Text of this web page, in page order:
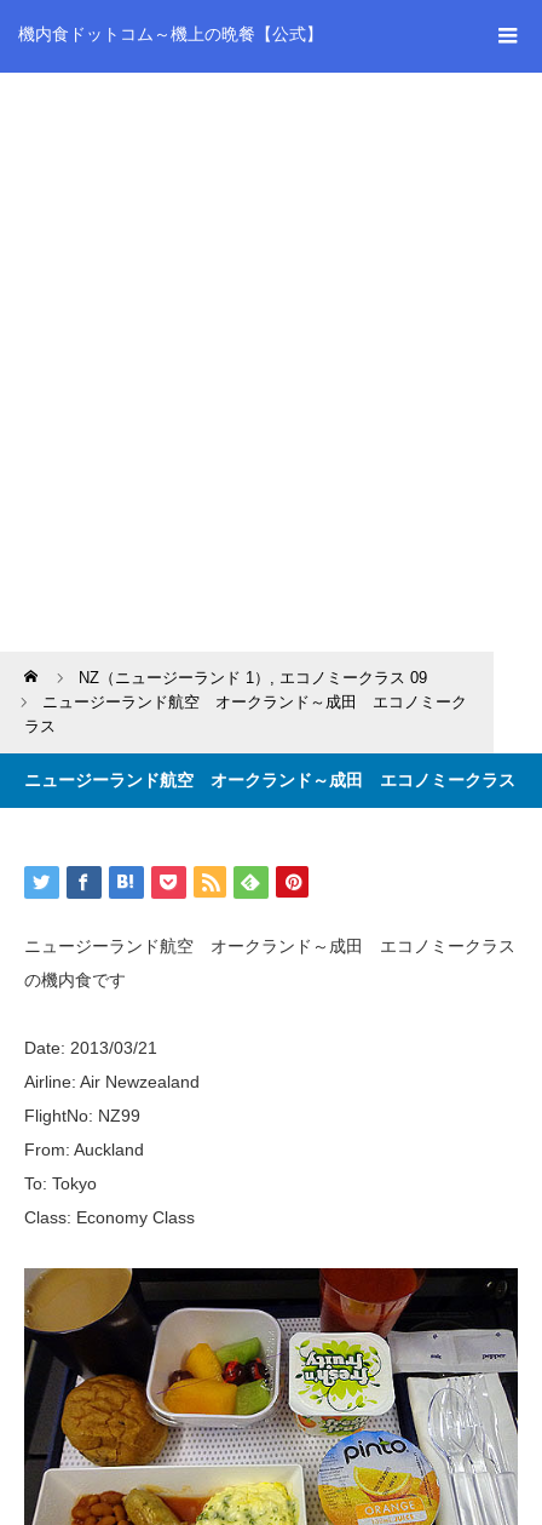
機内食ドットコム～機上の晩餐【公式】
Home NZ（ニュージーランド 1） , エコノミークラス 09
ニュージーランド航空 オークランド～成田 エコノミーク
ラス
ニュージーランド航空 オークランド～成田 エコノミークラス
ニュージーランド航空 オークランド～成田 エコノミークラス
の機内食です
Date: 2013/03/21
Airline: Air Newzealand
FlightNo: NZ99
From: Auckland
To: Tokyo
Class: Economy Class